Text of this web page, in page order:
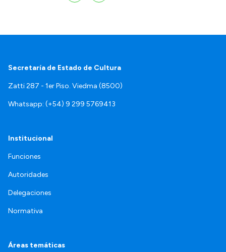
Secretaría de Estado de Cultura
Zatti 287 - 1er Piso. Viedma (8500)
Whatsapp: (+54) 9 299 5769413
Institucional
Funciones
Autoridades
Delegaciones
Normativa
Áreas temáticas